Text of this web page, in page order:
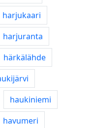
harjukaari
harjuranta
härkälähde
haukiniemi
havumeri